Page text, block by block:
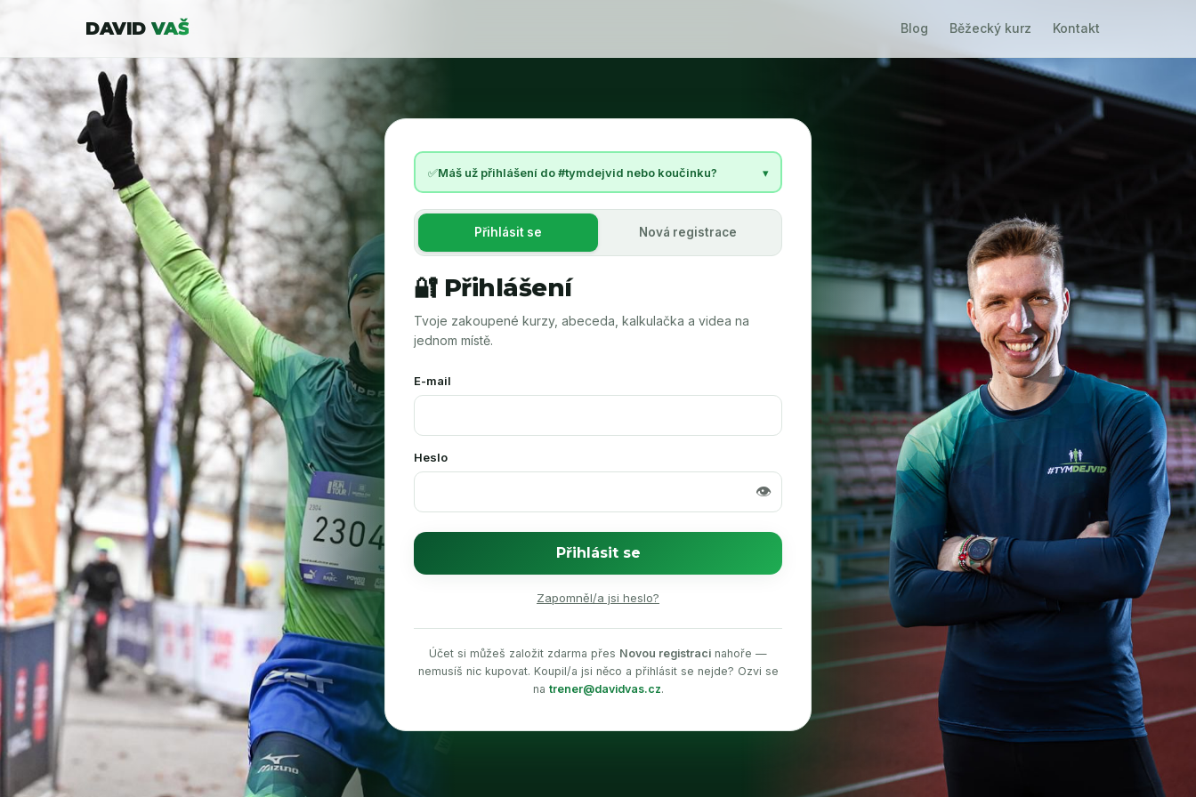
DAVID VAŠ Blog Běžecký kurz Kontakt
✅Máš už přihlášení do #tymdejvid nebo koučinku? ▾
Přihlásit se Nová registrace
🔐 Přihlášení
Tvoje zakoupené kurzy, abeceda, kalkulačka a videa na
jednom místě.
E-mail
Heslo
👁️
Přihlásit se
Zapomněl/a jsi heslo?
Účet si můžeš založit zdarma přes Novou registraci nahoře —
nemusíš nic kupovat. Koupil/a jsi něco a přihlásit se nejde? Ozvi se
na trener@davidvas.cz.